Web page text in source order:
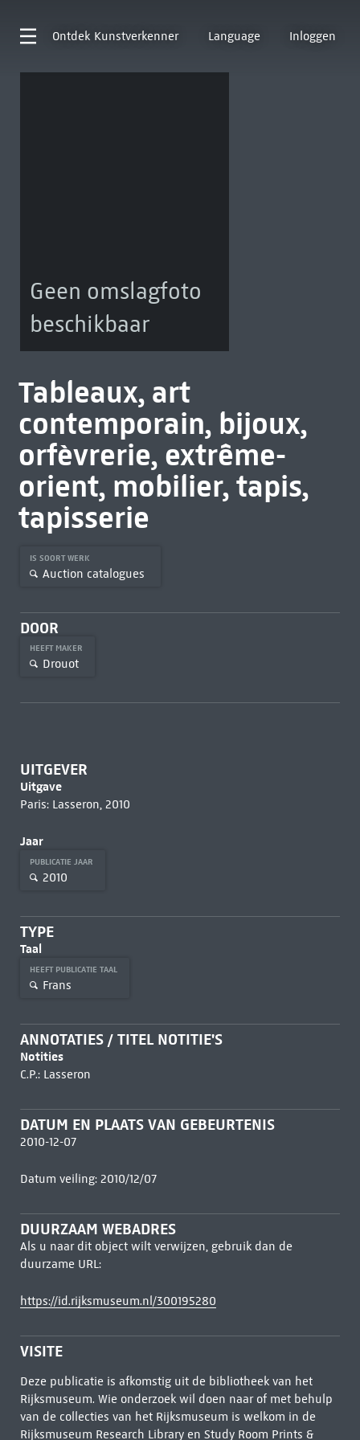
Ontdek Kunstverkenner Language Inloggen
Geen omslagfoto
beschikbaar
Tableaux, art
contemporain, bijoux,
orfèvrerie, extrême-
orient, mobilier, tapis,
tapisserie
IS SOORT WERK
Auction catalogues
DOOR
HEEFT MAKER
Drouot
UITGEVER
Uitgave
Paris: Lasseron, 2010
Jaar
PUBLICATIE JAAR
2010
TYPE
Taal
HEEFT PUBLICATIE TAAL
Frans
ANNOTATIES / TITEL NOTITIE'S
Notities
C.P.: Lasseron
DATUM EN PLAATS VAN GEBEURTENIS
2010-12-07
Datum veiling: 2010/12/07
DUURZAAM WEBADRES
Als u naar dit object wilt verwijzen, gebruik dan de
duurzame URL:
https://id.rijksmuseum.nl/300195280
VISITE
Deze publicatie is afkomstig uit de bibliotheek van het
Rijksmuseum. Wie onderzoek wil doen naar of met behulp
van de collecties van het Rijksmuseum is welkom in de
Rijksmuseum Research Libraryen Study Room Prints &